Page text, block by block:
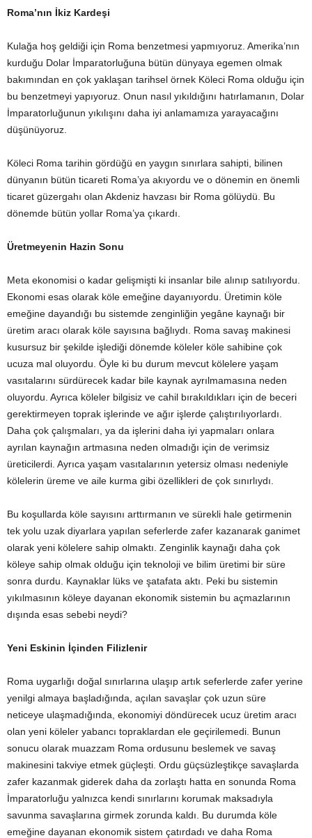
Roma’nın İkiz Kardeşi
Kulağa hoş geldiği için Roma benzetmesi yapmıyoruz. Amerika’nın
kurduğu Dolar İmparatorluğuna bütün dünyaya egemen olmak
bakımından en çok yaklaşan tarihsel örnek Köleci Roma olduğu için
bu benzetmeyi yapıyoruz. Onun nasıl yıkıldığını hatırlamanın, Dolar
İmparatorluğunun yıkılışını daha iyi anlamamıza yarayacağını
düşünüyoruz.
Köleci Roma tarihin gördüğü en yaygın sınırlara sahipti, bilinen
dünyanın bütün ticareti Roma’ya akıyordu ve o dönemin en önemli
ticaret güzergahı olan Akdeniz havzası bir Roma gölüydü. Bu
dönemde bütün yollar Roma’ya çıkardı.
Üretmeyenin Hazin Sonu
Meta ekonomisi o kadar gelişmişti ki insanlar bile alınıp satılıyordu.
Ekonomi esas olarak köle emeğine dayanıyordu. Üretimin köle
emeğine dayandığı bu sistemde zenginliğin yegâne kaynağı bir
üretim aracı olarak köle sayısına bağlıydı. Roma savaş makinesi
kusursuz bir şekilde işlediği dönemde köleler köle sahibine çok
ucuza mal oluyordu. Öyle ki bu durum mevcut kölelere yaşam
vasıtalarını sürdürecek kadar bile kaynak ayrılmamasına neden
oluyordu. Ayrıca köleler bilgisiz ve cahil bırakıldıkları için de beceri
gerektirmeyen toprak işlerinde ve ağır işlerde çalıştırılıyorlardı.
Daha çok çalışmaları, ya da işlerini daha iyi yapmaları onlara
ayrılan kaynağın artmasına neden olmadığı için de verimsiz
üreticilerdi. Ayrıca yaşam vasıtalarının yetersiz olması nedeniyle
kölelerin üreme ve aile kurma gibi özellikleri de çok sınırlıydı.
Bu koşullarda köle sayısını arttırmanın ve sürekli hale getirmenin
tek yolu uzak diyarlara yapılan seferlerde zafer kazanarak ganimet
olarak yeni kölelere sahip olmaktı. Zenginlik kaynağı daha çok
köleye sahip olmak olduğu için teknoloji ve bilim üretimi bir süre
sonra durdu. Kaynaklar lüks ve şatafata aktı. Peki bu sistemin
yıkılmasının köleye dayanan ekonomik sistemin bu açmazlarının
dışında esas sebebi neydi?
Yeni Eskinin İçinden Filizlenir
Roma uygarlığı doğal sınırlarına ulaşıp artık seferlerde zafer yerine
yenilgi almaya başladığında, açılan savaşlar çok uzun süre
neticeye ulaşmadığında, ekonomiyi döndürecek ucuz üretim aracı
olan yeni köleler yabancı topraklardan ele geçirilemedi. Bunun
sonucu olarak muazzam Roma ordusunu beslemek ve savaş
makinesini takviye etmek güçleşti. Ordu güçsüzleştikçe savaşlarda
zafer kazanmak giderek daha da zorlaştı hatta en sonunda Roma
İmparatorluğu yalnızca kendi sınırlarını korumak maksadıyla
savunma savaşlarına girmek zorunda kaldı. Bu durumda köle
emeğine dayanan ekonomik sistem çatırdadı ve daha Roma